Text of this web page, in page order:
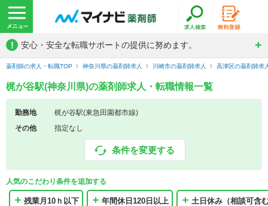
! 安心・安全な転職サポートの提供に努めます。
薬剤師の求人・転職TOP 神奈川県の薬剤師求人 川崎市の薬剤師求人 高津区の薬剤師求
梶が谷駅(神奈川県)の薬剤師求人・転職情報一覧
勤務地
梶が谷駅(東急田園都市線)
その他
指定なし
条件を変更する
人気のこだわり条件を追加する
残業月10ｈ以下 年間休日120日以上 土日休み（相談可含